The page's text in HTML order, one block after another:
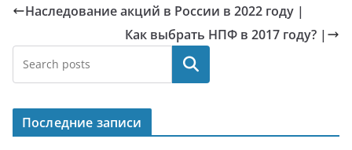
Наследование акций в России в 2022 году |
Как выбрать НПФ в 2017 году? |
Поиск
Последние записи